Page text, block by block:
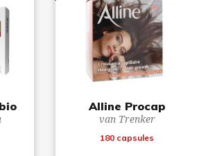
Alline Procap
van Trenker
180 capsules